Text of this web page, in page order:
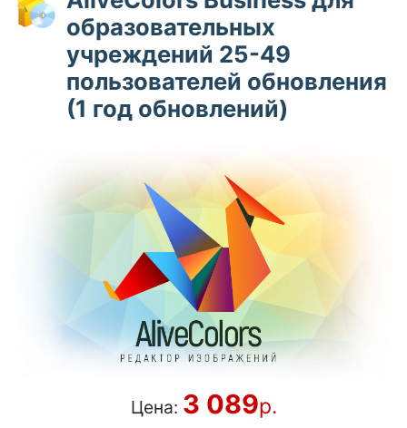
образовательных
учреждений 25-49
пользователей обновления
(1 год обновлений)
Цена: 3 089р.